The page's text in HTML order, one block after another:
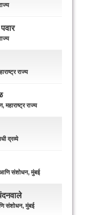
राज्य
महाराष्ट्र राज्य
द्रव्ये
संशोधन, मुंबई
संशोधन, मुंबई